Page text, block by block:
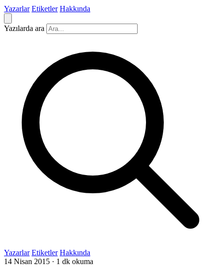
Yazarlar Etiketler Hakkında
Yazılarda ara
Yazarlar Etiketler Hakkında
14 Nisan 2015 · 1 dk okuma